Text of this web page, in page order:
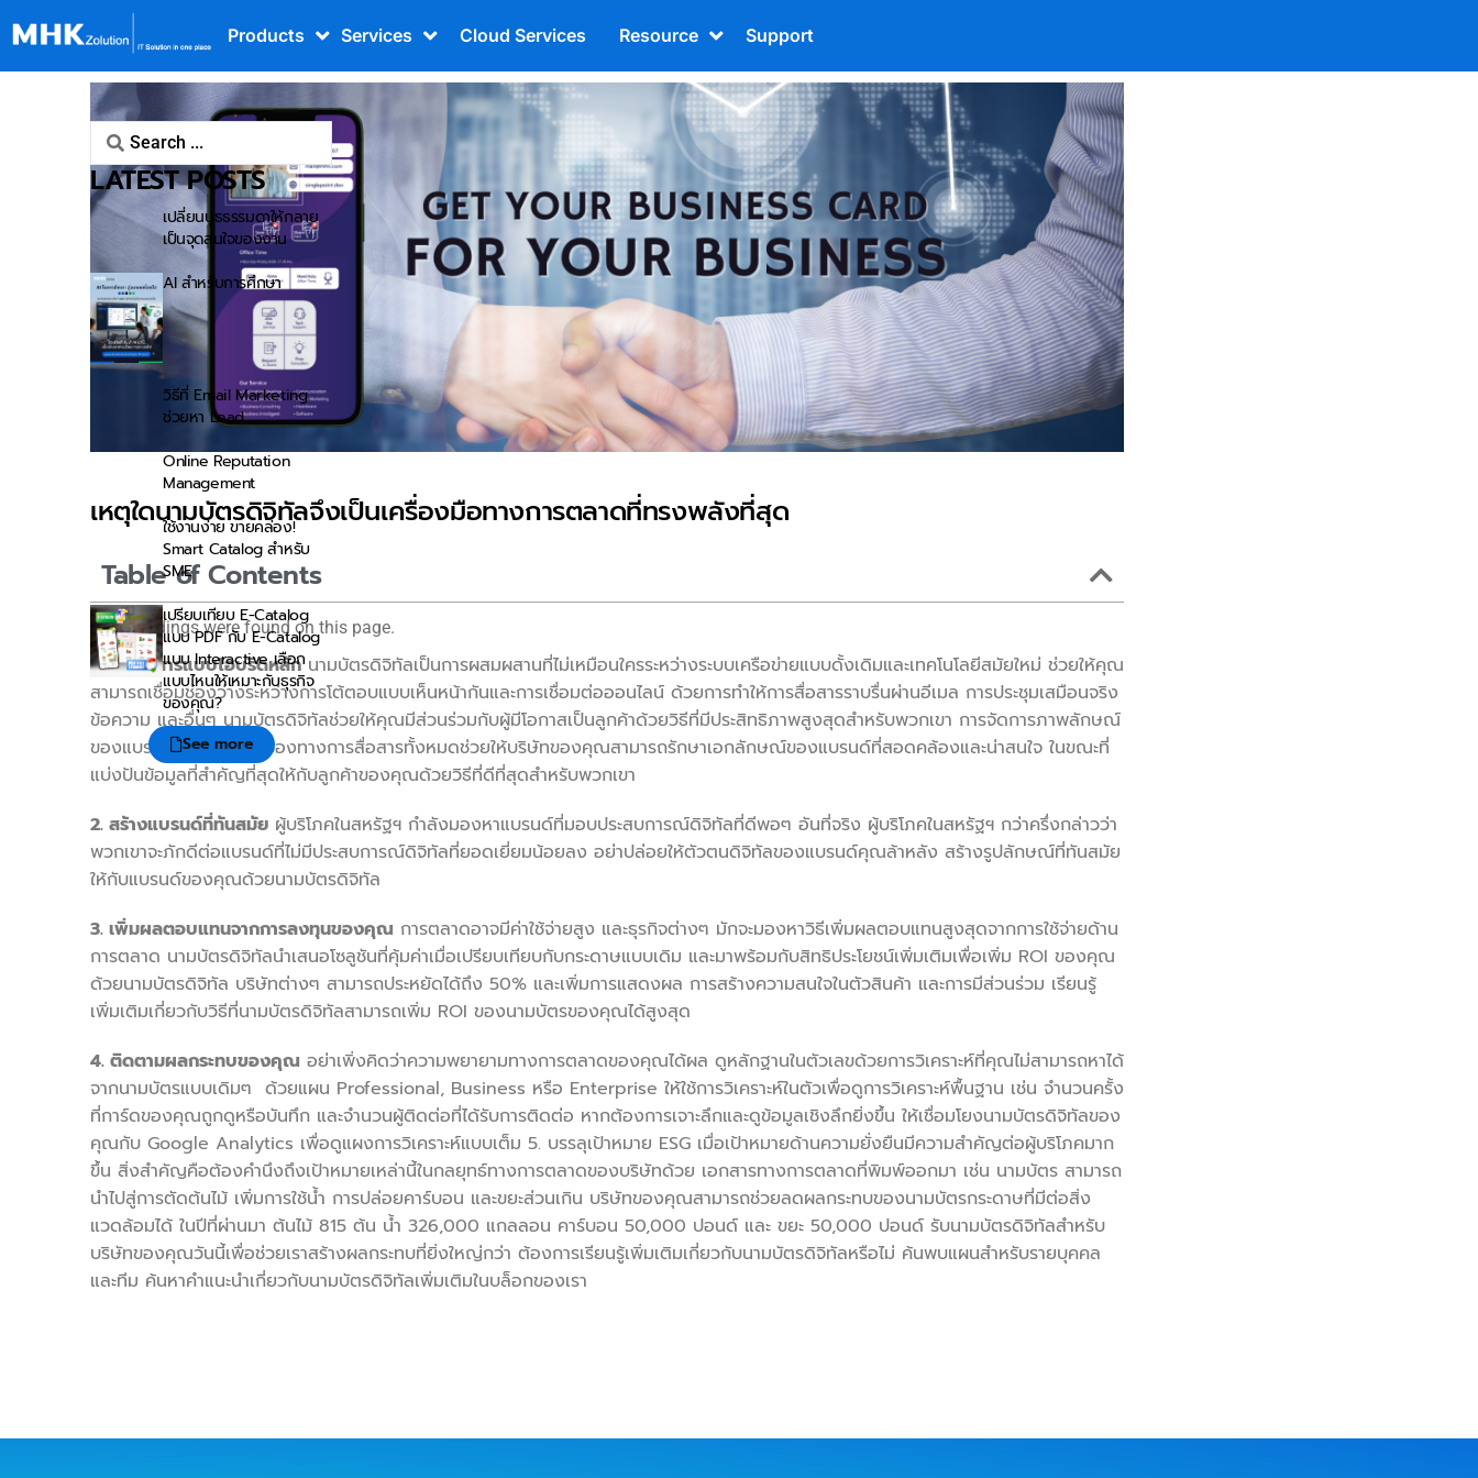
Products Services Cloud Services Resource Support
เหตุใดนามบัตรดิจิทัลจึงเป็นเครื่องมือทางการตลาดที่ทรงพลังที่สุด
Table of Contents
No headings were found on this page.
1. การสื่อสารแบบไฮบริดหลักนามบัตรดิจิทัลเป็นการผสมผสานที่ไม่เหมือนใครระหว่างระบบเครือข่ายแบบดั้งเดิมและเทคโนโลยีสมัยใหม่ ช่วยให้คุณ
สามารถเชื่อมช่องว่างระหว่างการโต้ตอบแบบเห็นหน้ากันและการเชื่อมต่อออนไลน์ ด้วยการทำให้การสื่อสารราบรื่นผ่านอีเมล การประชุมเสมือนจริง
ข้อความ และอื่นๆ นามบัตรดิจิทัลช่วยให้คุณมีส่วนร่วมกับผู้มีโอกาสเป็นลูกค้าด้วยวิธีที่มีประสิทธิภาพสูงสุดสำหรับพวกเขา การจัดการภาพลักษณ์
ของแบรนด์ของคุณผ่านช่องทางการสื่อสารทั้งหมดช่วยให้บริษัทของคุณสามารถรักษาเอกลักษณ์ของแบรนด์ที่สอดคล้องและน่าสนใจ ในขณะที่
แบ่งปันข้อมูลที่สำคัญที่สุดให้กับลูกค้าของคุณด้วยวิธีที่ดีที่สุดสำหรับพวกเขา
2. สร้างแบรนด์ที่ทันสมัย ผู้บริโภคในสหรัฐฯ กำลังมองหาแบรนด์ที่มอบประสบการณ์ดิจิทัลที่ดีพอๆ อันที่จริง ผู้บริโภคในสหรัฐฯ กว่าครึ่งกล่าวว่า
พวกเขาจะภักดีต่อแบรนด์ที่ไม่มีประสบการณ์ดิจิทัลที่ยอดเยี่ยมน้อยลง อย่าปล่อยให้ตัวตนดิจิทัลของแบรนด์คุณล้าหลัง สร้างรูปลักษณ์ที่ทันสมัย
ให้กับแบรนด์ของคุณด้วยนามบัตรดิจิทัล
3. เพิ่มผลตอบแทนจากการลงทุนของคุณ การตลาดอาจมีค่าใช้จ่ายสูง และธุรกิจต่างๆ มักจะมองหาวิธีเพิ่มผลตอบแทนสูงสุดจากการใช้จ่ายด้าน
การตลาด นามบัตรดิจิทัลนำเสนอโซลูชันที่คุ้มค่าเมื่อเปรียบเทียบกับกระดาษแบบเดิม และมาพร้อมกับสิทธิประโยชน์เพิ่มเติมเพื่อเพิ่ม ROI ของคุณ ‍
ด้วยนามบัตรดิจิทัล บริษัทต่างๆ สามารถประหยัดได้ถึง 50% และเพิ่มการแสดงผล การสร้างความสนใจในตัวสินค้า และการมีส่วนร่วม เรียนรู้
เพิ่มเติมเกี่ยวกับวิธีที่นามบัตรดิจิทัลสามารถเพิ่ม ROI ของนามบัตรของคุณได้สูงสุด
4. ติดตามผลกระทบของคุณ อย่าเพิ่งคิดว่าความพยายามทางการตลาดของคุณได้ผล ดูหลักฐานในตัวเลขด้วยการวิเคราะห์ที่คุณไม่สามารถหาได้
จากนามบัตรแบบเดิมๆ ‍ ด้วยแผน Professional, Business หรือ Enterprise ให้ใช้การวิเคราะห์ในตัวเพื่อดูการวิเคราะห์พื้นฐาน เช่น จำนวนครั้ง
ที่การ์ดของคุณถูกดูหรือบันทึก และจำนวนผู้ติดต่อที่ได้รับการติดต่อ หากต้องการเจาะลึกและดูข้อมูลเชิงลึกยิ่งขึ้น ให้เชื่อมโยงนามบัตรดิจิทัลของ
คุณกับ Google Analytics เพื่อดูแผงการวิเคราะห์แบบเต็ม 5. บรรลุเป้าหมาย ESG เมื่อเป้าหมายด้านความยั่งยืนมีความสำคัญต่อผู้บริโภคมาก
ขึ้น สิ่งสำคัญคือต้องคำนึงถึงเป้าหมายเหล่านี้ในกลยุทธ์ทางการตลาดของบริษัทด้วย เอกสารทางการตลาดที่พิมพ์ออกมา เช่น นามบัตร สามารถ
นำไปสู่การตัดต้นไม้ เพิ่มการใช้น้ำ การปล่อยคาร์บอน และขยะส่วนเกิน ‍บริษัทของคุณสามารถช่วยลดผลกระทบของนามบัตรกระดาษที่มีต่อสิ่ง
แวดล้อมได้ ในปีที่ผ่านมา ต้นไม้ 815 ต้น น้ำ 326,000 แกลลอน คาร์บอน 50,000 ปอนด์ และ ขยะ 50,000 ปอนด์ รับนามบัตรดิจิทัลสำหรับ
บริษัทของคุณวันนี้เพื่อช่วยเราสร้างผลกระทบที่ยิ่งใหญ่กว่า ต้องการเรียนรู้เพิ่มเติมเกี่ยวกับนามบัตรดิจิทัลหรือไม่ ค้นพบแผนสำหรับรายบุคคล
และทีม ค้นหาคำแนะนำเกี่ยวกับนามบัตรดิจิทัลเพิ่มเติมในบล็อกของเรา
LATEST POSTS
เปลี่ยนบูธธรรมดาให้กลาย
เป็นจุดสนใจของงาน
AI สำหรับการศึกษา
วิธีที่ Email Marketing
ช่วยหา Lead
Online Reputation
Management
ใช้งานง่าย ขายคล่อง!
Smart Catalog สำหรับ
SME
เปรียบเทียบ E-Catalog
แบบ PDF กับ E-Catalog
แบบ Interactive เลือก
แบบไหนให้เหมาะกับธุรกิจ
ของคุณ?
See more